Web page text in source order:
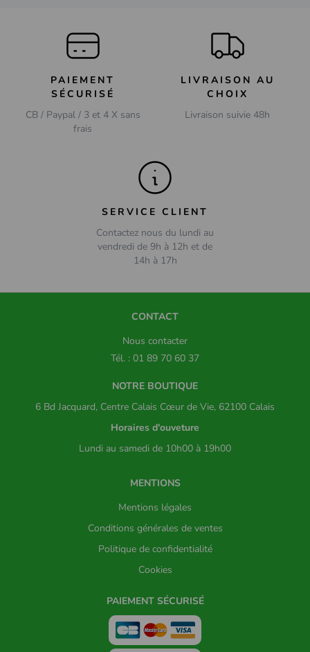
PAIEMENT
SÉCURISÉ
CB / Paypal / 3 et 4 X sans
frais
LIVRAISON AU
CHOIX
Livraison suivie 48h
SERVICE CLIENT
Contactez nous du lundi au
vendredi de 9h à 12h et de
14h à 17h
CONTACT
Nous contacter
Tél. : 01 89 70 60 37
NOTRE BOUTIQUE
6 Bd Jacquard, Centre Calais Cœur de Vie, 62100 Calais
Horaires d'ouveture
Lundi au samedi de 10h00 à 19h00
MENTIONS
Mentions légales
Conditions générales de ventes
Politique de confidentialité
Cookies
PAIEMENT SÉCURISÉ